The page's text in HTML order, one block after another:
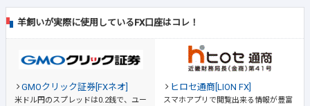
羊飼いが実際に使用しているFX口座はコレ！
GMOクリック証券[FXネオ]
米ドル円のスプレッドは0.2銭で、ユー
ヒロセ通商[LION FX]
スマホアプリで閲覧出来る情報が豊富